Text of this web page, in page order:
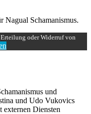
Nagual Schamanismus.
oder Widerruf von
und
und Udo Vukovics
externen Diensten